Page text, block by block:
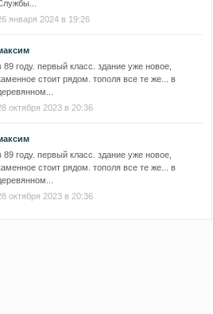
января 2024 в 19:26
89 году. первый класс. здание уже новое,
стоит рядом. тополя все те же... в
октября 2023 в 20:36
89 году. первый класс. здание уже новое,
стоит рядом. тополя все те же... в
октября 2023 в 20:36